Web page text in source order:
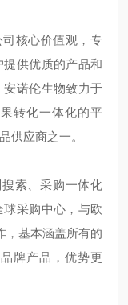
核心价值观，专
供优质的产品和
诺伦生物致力于
转化一体化的平
供应商之一。
索、采购一体化
采购中心，与欧
，基本涵盖所有的
牌产品，优势更